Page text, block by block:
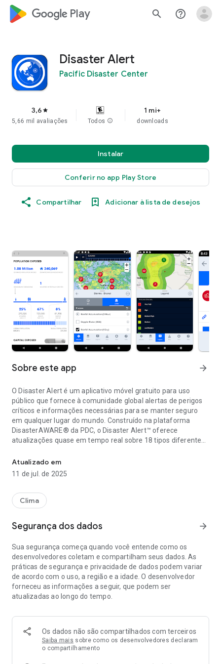
google_logo Play search help_outline
Disaster Alert
Pacific Disaster Center
3,6 star
5,66 mil avaliações Todos info
1 mi+
downloads
Instalar
Conferir no app Play Store
Compartilhar Adicionar à lista de desejos
Sobre este app arrow_forward
O Disaster Alert é um aplicativo móvel gratuito para uso
público que fornece à comunidade global alertas de perigos
críticos e informações necessárias para se manter seguro
em qualquer lugar do mundo. Construído na plataforma
DisasterAWARE®️ da PDC, o Disaster Alert™️ oferece
atualizações quase em tempo real sobre 18 tipos diferentes
mundo.
Com o Disaster Alert, você pode personalizar alertas de
e acessar dados de perigo modelados visualizados. O fluxo
contínuo de novas informações do Disaster Alert é gerado
cientificamente verificadas. Quando nenhuma fonte oficial
Pacific Disaster Center, apresentando apenas um pequeno
lapso de tempo entre o momento de um evento e a
disponibilização da informação no sistema.
As atualizações de perigo fornecidas com o Alerta de
desastre incluem apenas perigos ativos. “Perigos ativos”
foram designados como potencialmente perigosos para
pessoas, propriedades ou ativos pelo PDC.
TIPOS DE RISCO INCLUÍDOS
Atualizado em
11 de jul. de 2025
Clima
Segurança dos dados arrow_forward
Sua segurança começa quando você entende como os
desenvolvedores coletam e compartilham seus dados. As
práticas de segurança e privacidade de dados podem variar
de acordo com o uso, a região e a idade. O desenvolvedor
forneceu as informações a seguir, que podem ser
atualizadas ao longo do tempo.
Os dados não são compartilhados com terceiros
Saiba mais sobre como os desenvolvedores declaram
o compartilhamento